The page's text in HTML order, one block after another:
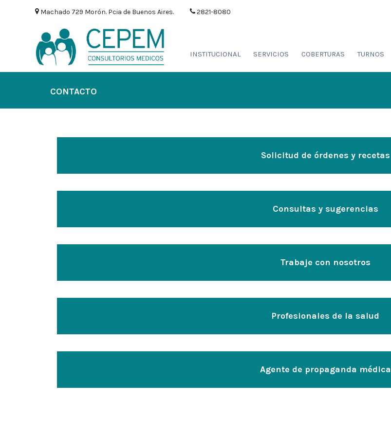
Machado 729 Morón. Pcia de Buenos Aires. 2821-8080
INSTITUCIONAL SERVICIOS COBERTURAS TURNOS
CONTACTO
Solicitud de órdenes y recetas
Consultas y sugerencias
Trabaje con nosotros
Profesionales de la salud
Agente de propaganda médica